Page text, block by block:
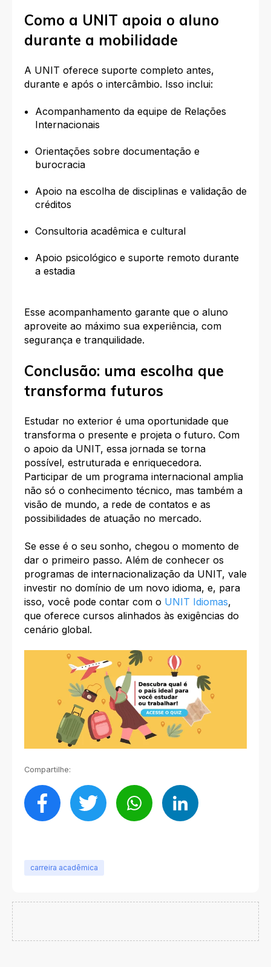
Como a UNIT apoia o aluno
durante a mobilidade
A UNIT oferece suporte completo antes,
durante e após o intercâmbio. Isso inclui:
Acompanhamento da equipe de Relações
Internacionais
Orientações sobre documentação e
burocracia
Apoio na escolha de disciplinas e validação de
créditos
Consultoria acadêmica e cultural
Apoio psicológico e suporte remoto durante
a estadia
Esse acompanhamento garante que o aluno
aproveite ao máximo sua experiência, com
segurança e tranquilidade.
Conclusão: uma escolha que
transforma futuros
Estudar no exterior é uma oportunidade que
transforma o presente e projeta o futuro. Com
o apoio da UNIT, essa jornada se torna
possível, estruturada e enriquecedora.
Participar de um programa internacional amplia
não só o conhecimento técnico, mas também a
visão de mundo, a rede de contatos e as
possibilidades de atuação no mercado.
Se esse é o seu sonho, chegou o momento de
dar o primeiro passo. Além de conhecer os
programas de internacionalização da UNIT, vale
investir no domínio de um novo idioma, e, para
isso, você pode contar com o UNIT Idiomas,
que oferece cursos alinhados às exigências do
cenário global.
Compartilhe:
carreira acadêmica